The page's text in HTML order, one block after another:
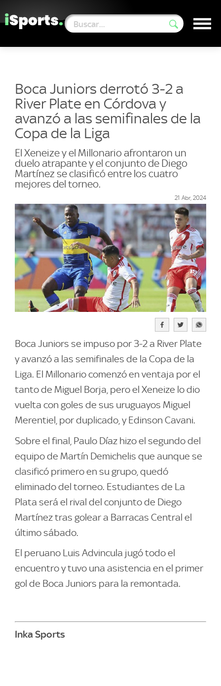
Boca Juniors derrotó 3-2 a
River Plate en Córdova y
avanzó a las semifinales de la
Copa de la Liga
El Xeneize y el Millonario afrontaron un
duelo atrapante y el conjunto de Diego
Martínez se clasificó entre los cuatro
mejores del torneo.
21 Abr, 2024
Boca Juniors se impuso por 3-2 a River Plate
y avanzó a las semifinales de la Copa de la
Liga. El Millonario comenzó en ventaja por el
tanto de Miguel Borja, pero el Xeneize lo dio
vuelta con goles de sus uruguayos Miguel
Merentiel, por duplicado, y Edinson Cavani.
Sobre el final, Paulo Díaz hizo el segundo del
equipo de Martín Demichelis que aunque se
clasificó primero en su grupo, quedó
eliminado del torneo. Estudiantes de La
Plata será el rival del conjunto de Diego
Martínez tras golear a Barracas Central el
último sábado.
El peruano Luis Advincula jugó todo el
encuentro y tuvo una asistencia en el primer
gol de Boca Juniors para la remontada.
Inka Sports